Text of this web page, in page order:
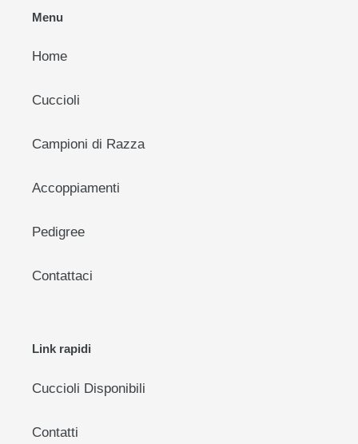
Menu
Home
Cuccioli
Campioni di Razza
Accoppiamenti
Pedigree
Contattaci
Link rapidi
Cuccioli Disponibili
Contatti